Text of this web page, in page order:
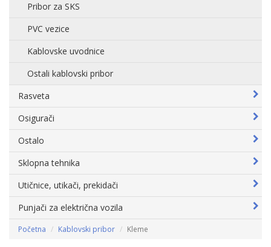
Pribor za SKS
PVC vezice
Kablovske uvodnice
Ostali kablovski pribor
Rasveta
Osigurači
Ostalo
Sklopna tehnika
Utičnice, utikači, prekidači
Punjači za električna vozila
Početna Kablovski pribor Kleme